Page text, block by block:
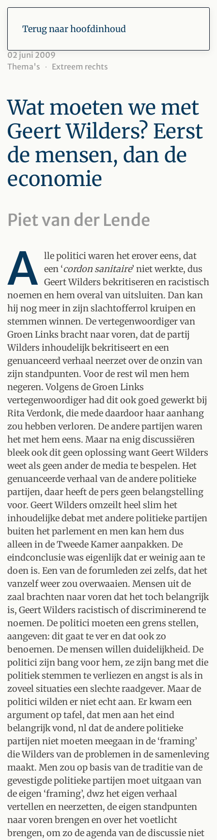
Terug naar hoofdinhoud
02 juni 2009
Thema's
Extreem rechts
Wat moeten we met
Geert Wilders? Eerst
de mensen, dan de
economie
Piet van der Lende
A lle politici waren het erover eens, dat
een ‘cordon sanitaire’ niet werkte, dus
Geert Wilders bekritiseren en racistisch
noemen en hem overal van uitsluiten. Dan kan
hij nog meer in zijn slachtofferrol kruipen en
stemmen winnen. De vertegenwoordiger van
Groen Links bracht naar voren, dat de partij
Wilders inhoudelijk bekritiseert en een
genuanceerd verhaal neerzet over de onzin van
zijn standpunten. Voor de rest wil men hem
negeren. Volgens de Groen Links
vertegenwoordiger had dit ook goed gewerkt bij
Rita Verdonk, die mede daardoor haar aanhang
zou hebben verloren. De andere partijen waren
het met hem eens. Maar na enig discussiëren
bleek ook dit geen oplossing want Geert Wilders
weet als geen ander de media te bespelen. Het
genuanceerde verhaal van de andere politieke
partijen, daar heeft de pers geen belangstelling
voor. Geert Wilders omzeilt heel slim het
inhoudelijke debat met andere politieke partijen
buiten het parlement en men kan hem dus
alleen in de Tweede Kamer aanpakken. De
eindconclusie was eigenlijk dat er weinig aan te
doen is. Een van de forumleden zei zelfs, dat het
vanzelf weer zou overwaaien. Mensen uit de
zaal brachten naar voren dat het toch belangrijk
is, Geert Wilders racistisch of discriminerend te
noemen. De politici moeten een grens stellen,
aangeven: dit gaat te ver en dat ook zo
benoemen. De mensen willen duidelijkheid. De
politici zijn bang voor hem, ze zijn bang met die
politiek stemmen te verliezen en angst is als in
zoveel situaties een slechte raadgever. Maar de
politici wilden er niet echt aan. Er kwam een
argument op tafel, dat men aan het eind
belangrijk vond, nl dat de andere politieke
partijen niet moeten meegaan in de ‘framing’
die Wilders van de problemen in de samenleving
maakt. Men zou op basis van de traditie van de
gevestigde politieke partijen moet uitgaan van
de eigen ‘framing’, dwz het eigen verhaal
vertellen en neerzetten, de eigen standpunten
naar voren brengen en over het voetlicht
brengen, om zo de agenda van de discussie niet